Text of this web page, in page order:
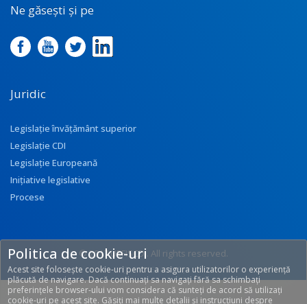
Ne găsești și pe
Juridic
Legislație învățământ superior
Legislație CDI
Legislație Europeană
Inițiative legislative
Procese
© 2017 UEFISCDI. All rights reserved.
[T: 0.4595, O: 113]
Politica de cookie-uri
Acest site folosește cookie-uri pentru a asigura utilizatorilor o experiență
plăcută de navigare. Dacă continuați sa navigați fără sa schimbați
preferințele browser-ului vom considera că sunteți de acord să utilizați
cookie-uri pe acest site. Găsiți mai multe detalii și instrucțiuni despre